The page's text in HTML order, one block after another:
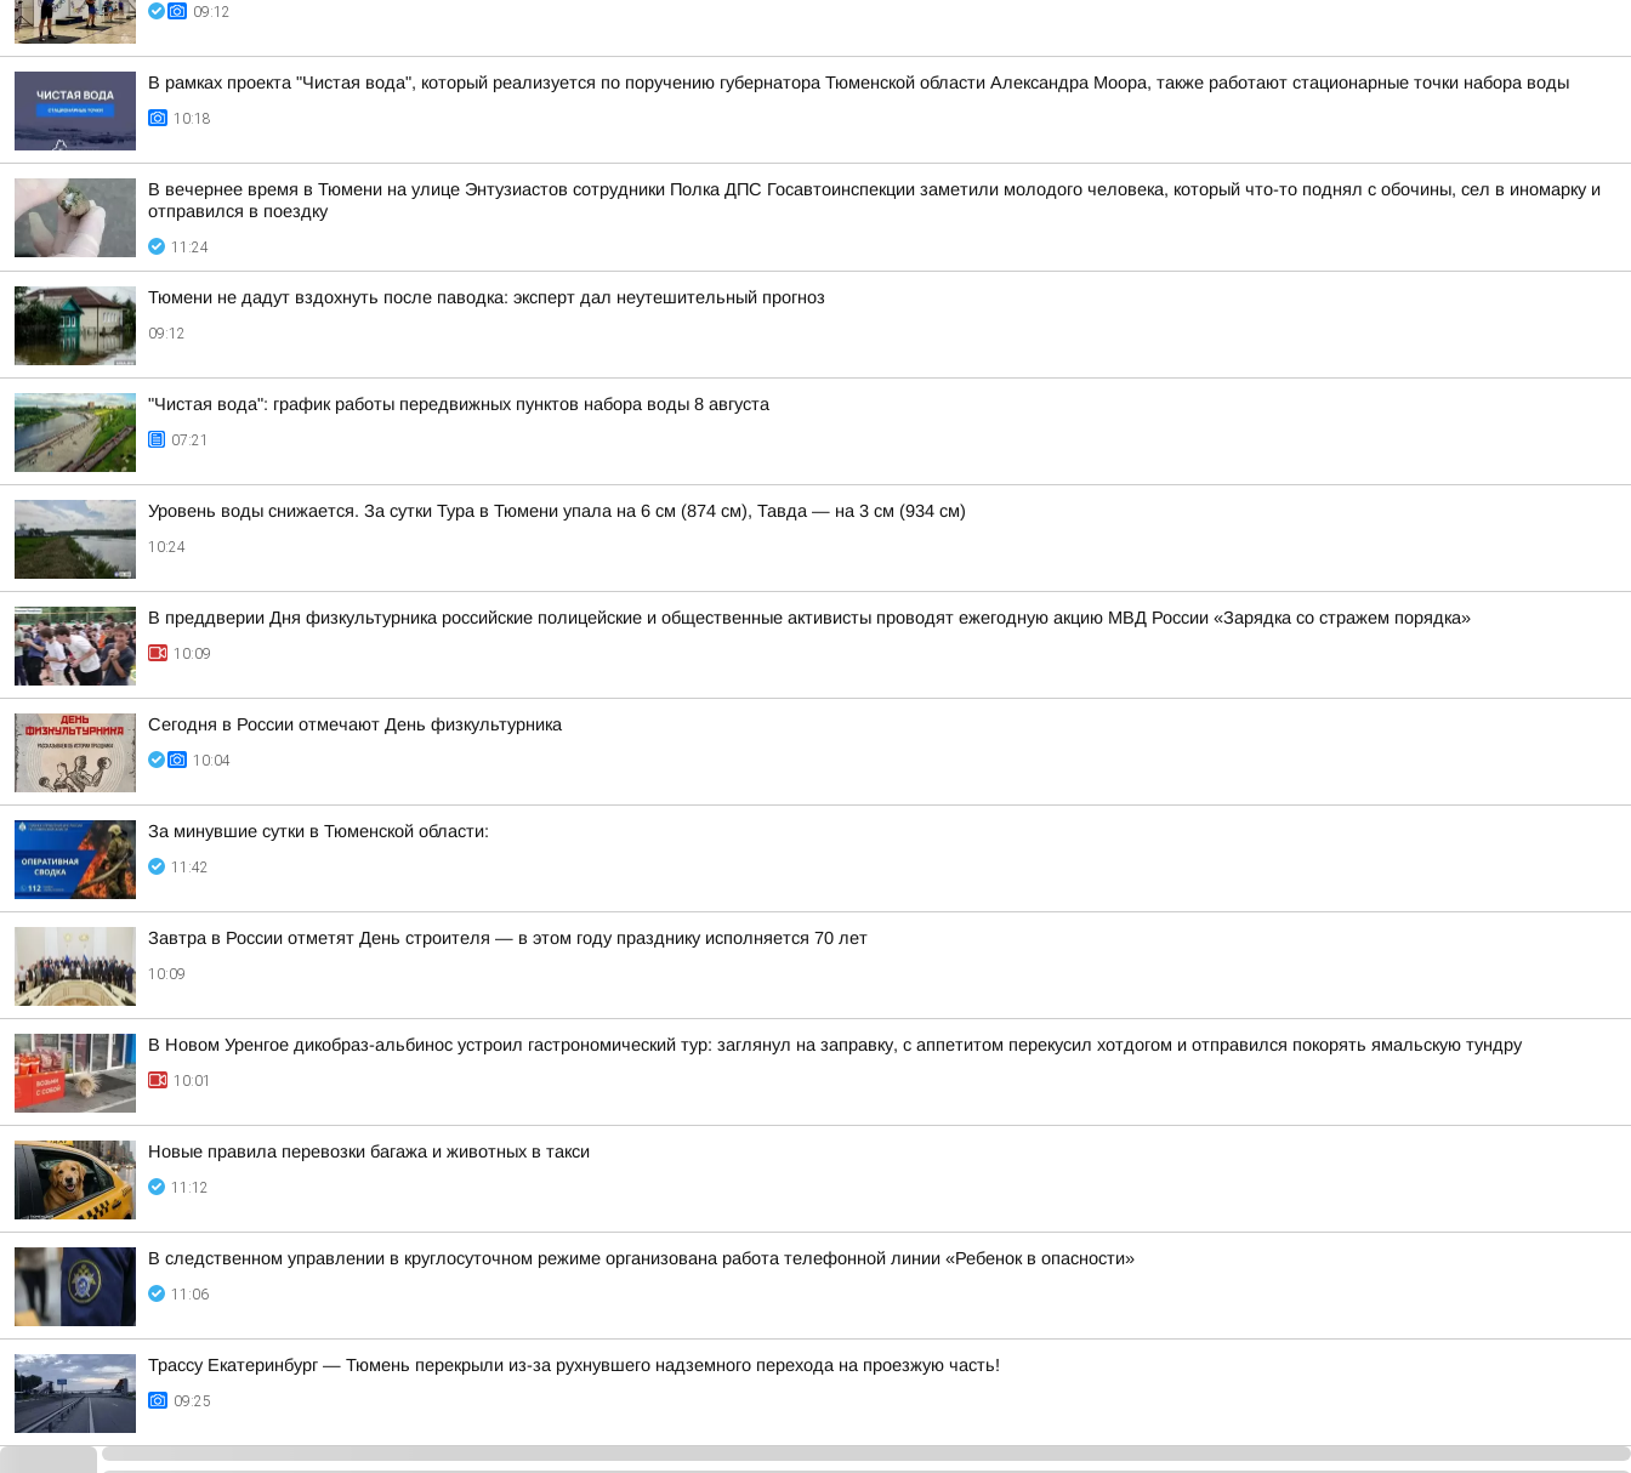
09:12
В рамках проекта "Чистая вода", который реализуется по поручению губернатора Тюменской области Александра Моора, также работают стационарные точки набора воды
10:18
В вечернее время в Тюмени на улице Энтузиастов сотрудники Полка ДПС Госавтоинспекции заметили молодого человека, который что-то поднял с обочины, сел в иномарку и
отправился в поездку
11:24
Тюмени не дадут вздохнуть после паводка: эксперт дал неутешительный прогноз
09:12
"Чистая вода": график работы передвижных пунктов набора воды 8 августа
07:21
Уровень воды снижается. За сутки Тура в Тюмени упала на 6 см (874 см), Тавда — на 3 см (934 см)
10:24
В преддверии Дня физкультурника российские полицейские и общественные активисты проводят ежегодную акцию МВД России «Зарядка со стражем порядка»
10:09
Сегодня в России отмечают День физкультурника
10:04
За минувшие сутки в Тюменской области:
11:42
Завтра в России отметят День строителя — в этом году празднику исполняется 70 лет
10:09
В Новом Уренгое дикобраз-альбинос устроил гастрономический тур: заглянул на заправку, с аппетитом перекусил хотдогом и отправился покорять ямальскую тундру
10:01
Новые правила перевозки багажа и животных в такси
11:12
В следственном управлении в круглосуточном режиме организована работа телефонной линии «Ребенок в опасности»
11:06
Трассу Екатеринбург — Тюмень перекрыли из-за рухнувшего надземного перехода на проезжую часть!
09:25